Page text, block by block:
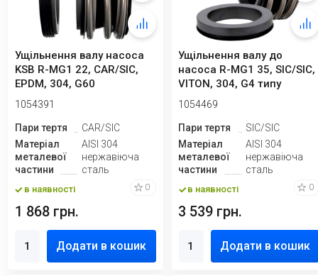
Ущільнення валу насоса
KSB R-MG1 22, CAR/SIC,
EPDM, 304, G60
1054391
Пари тертя
CAR/SIC
Матеріал
металевої
частини
AISI 304
нержавіюча
сталь
в наявності 0
1 868 грн.
Додати в кошик
Ущільнення валу до
насоса R-MG1 35, SIC/SIC,
VITON, 304, G4 типу
LIDERING LRB...
1054469
Пари тертя
SIC/SIC
Матеріал
металевої
частини
AISI 304
нержавіюча
сталь
в наявності 0
3 539 грн.
Додати в кошик